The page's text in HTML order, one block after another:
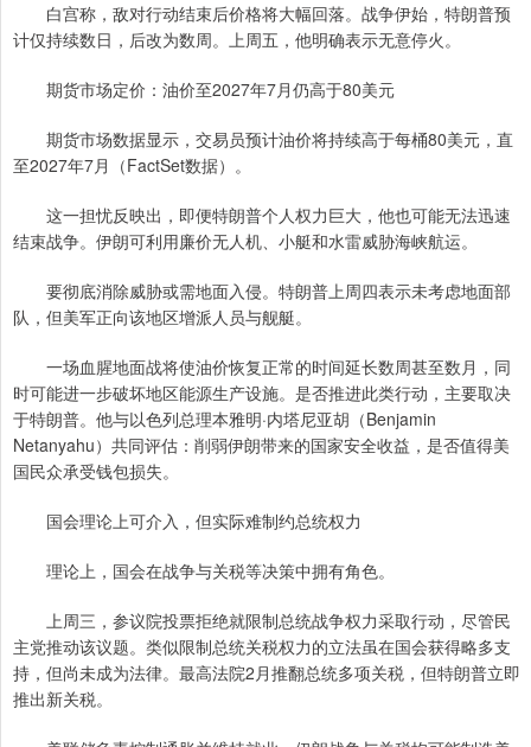
白宫称，敌对行动结束后价格将大幅回落。战争伊始，特朗普预
计仅持续数日，后改为数周。上周五，他明确表示无意停火。
期货市场定价：油价至2027年7月仍高于80美元
期货市场数据显示，交易员预计油价将持续高于每桶80美元，直
至2027年7月（FactSet数据）。
这一担忧反映出，即便特朗普个人权力巨大，他也可能无法迅速
结束战争。伊朗可利用廉价无人机、小艇和水雷威胁海峡航运。
要彻底消除威胁或需地面入侵。特朗普上周四表示未考虑地面部
队，但美军正向该地区增派人员与舰艇。
一场血腥地面战将使油价恢复正常的时间延长数周甚至数月，同
时可能进一步破坏地区能源生产设施。是否推进此类行动，主要取决
于特朗普。他与以色列总理本雅明·内塔尼亚胡（Benjamin
Netanyahu）共同评估：削弱伊朗带来的国家安全收益，是否值得美
国民众承受钱包损失。
国会理论上可介入，但实际难制约总统权力
理论上，国会在战争与关税等决策中拥有角色。
上周三，参议院投票拒绝就限制总统战争权力采取行动，尽管民
主党推动该议题。类似限制总统关税权力的立法虽在国会获得略多支
持，但尚未成为法律。最高法院2月推翻总统多项关税，但特朗普立即
推出新关税。